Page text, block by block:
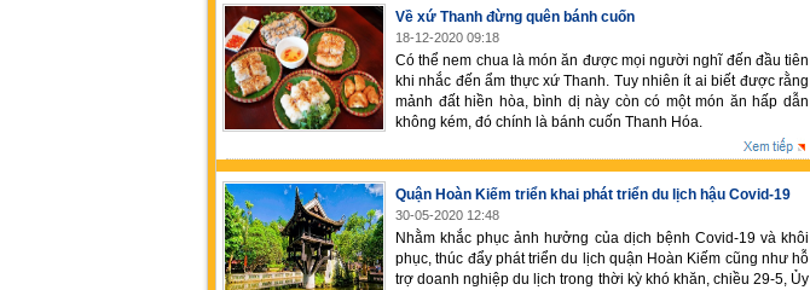
Về xứ Thanh đừng quên bánh cuốn
18-12-2020 09:18
Có thể nem chua là món ăn được mọi người nghĩ đến đầu tiên
khi nhắc đến ẩm thực xứ Thanh. Tuy nhiên ít ai biết được rằng
mảnh đất hiền hòa, bình dị này còn có một món ăn hấp dẫn
không kém, đó chính là bánh cuốn Thanh Hóa.
Quận Hoàn Kiếm triển khai phát triển du lịch hậu Covid-19
30-05-2020 12:48
Nhằm khắc phục ảnh hưởng của dịch bệnh Covid-19 và khôi
phục, thúc đẩy phát triển du lịch quận Hoàn Kiếm cũng như hỗ
trợ doanh nghiệp du lịch trong thời kỳ khó khăn, chiều 29-5, Ủy